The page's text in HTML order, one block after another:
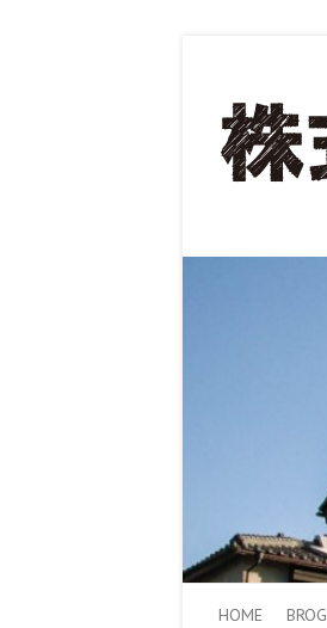
HOME BROG